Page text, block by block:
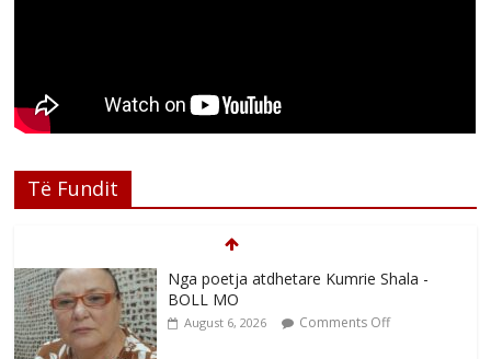
Të Fundit
Nga poetja atdhetare Kumrie Shala -
BOLL MO
August 6, 2026 Comments Off